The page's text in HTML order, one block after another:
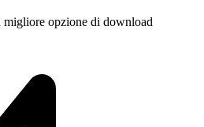
opzione di download